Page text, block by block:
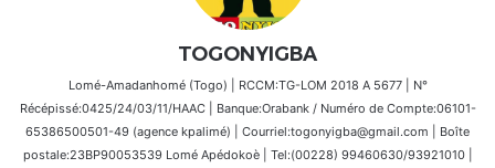
TOGONYIGBA
Lomé-Amadanhomé (Togo) | RCCM:TG-LOM 2018 A 5677 | N°
Récépissé:0425/24/03/11/HAAC | Banque:Orabank / Numéro de Compte:06101-
65386500501-49 (agence kpalimé) | Courriel:togonyigba@gmail.com | Boîte
postale:23BP90053539 Lomé Apédokoè | Tel:(00228) 99460630/93921010 |